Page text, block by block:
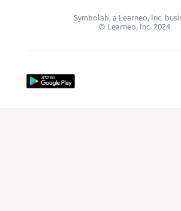
Symbolab, a Learneo, Inc.
© Learneo, Inc. 2024